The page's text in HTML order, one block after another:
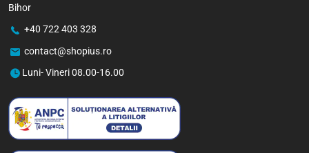
Bihor
+40 722 403 328
contact@shopius.ro
Luni- Vineri 08.00-16.00